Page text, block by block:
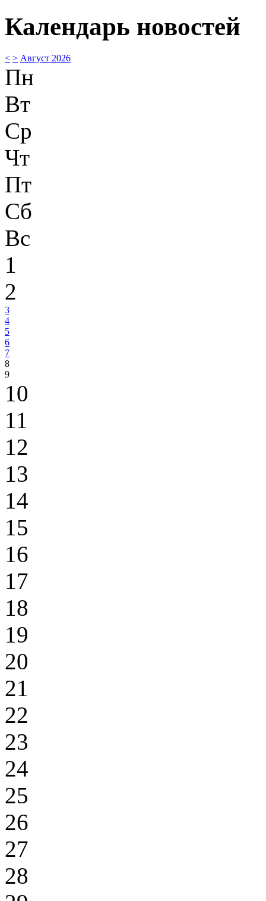
Календарь новостей
< > Август 2026
Пн
Вт
Ср
Чт
Пт
Сб
Вс
1
2
3
4
5
6
7
8
9
10
11
12
13
14
15
16
17
18
19
20
21
22
23
24
25
26
27
28